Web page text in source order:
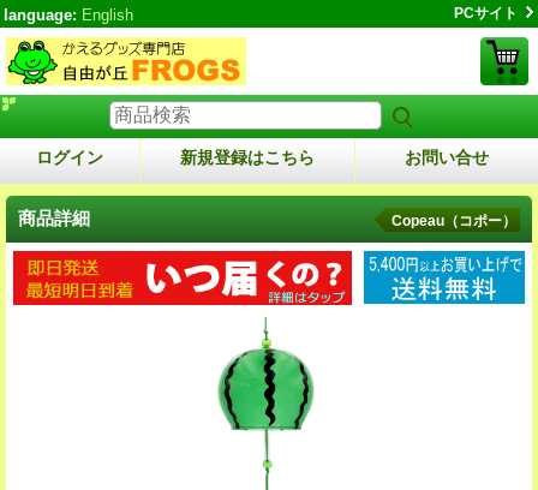
language: English PCサイト
ログイン 新規登録はこちら お問い合せ
商品詳細 Copeau（コポー）